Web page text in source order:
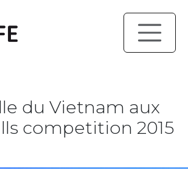
du Vietnam aux
competition 2015